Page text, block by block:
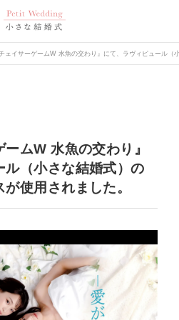
ェイサーゲームW 水魚の交わり』にて、ラヴィピュール（
ムW 水魚の交わり』
ル（小さな結婚式）の
使用されました。